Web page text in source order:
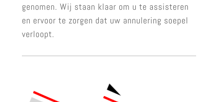
genomen. Wij staan klaar om u te assisteren
en ervoor te zorgen dat uw annulering soepel
verloopt.